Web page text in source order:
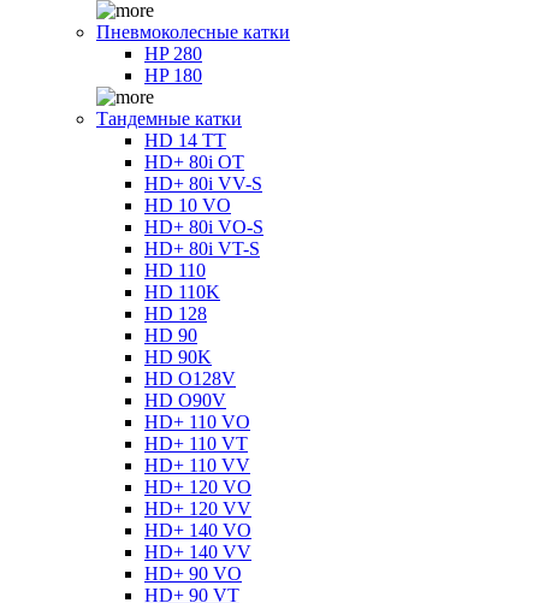
Пневмоколесные катки
HP 280
HP 180
Тандемные катки
HD 14 TT
HD+ 80i OT
HD+ 80i VV-S
HD 10 VO
HD+ 80i VO-S
HD+ 80i VT-S
HD 110
HD 110K
HD 128
HD 90
HD 90K
HD O128V
HD O90V
HD+ 110 VO
HD+ 110 VT
HD+ 110 VV
HD+ 120 VO
HD+ 120 VV
HD+ 140 VO
HD+ 140 VV
HD+ 90 VO
HD+ 90 VT